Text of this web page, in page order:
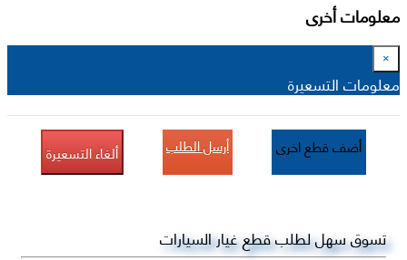
معلومات أخرى
×
معلومات التسعيرة
أضف قطع اخرى أرسل الطلب ألغاء التسعيرة
تسوق سهل لطلب قطع غيار السيارات